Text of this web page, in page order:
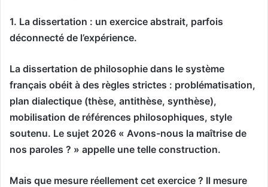
1. La dissertation : un exercice abstrait, parfois
déconnecté de l’expérience.
La dissertation de philosophie dans le système
français obéit à des règles strictes : problématisation,
plan dialectique (thèse, antithèse, synthèse),
mobilisation de références philosophiques, style
soutenu. Le sujet 2026 « Avons-nous la maîtrise de
nos paroles ? » appelle une telle construction.
Mais que mesure réellement cet exercice ? Il mesure